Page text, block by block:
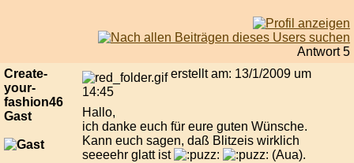
Antwort 5
Create-
your-
fashion46
Gast
erstellt am: 13/1/2009 um
14:45
Hallo,
ich danke euch für eure guten Wünsche.
Kann euch sagen, daß Blitzeis wirklich
seeeehr glatt ist
(Aua).